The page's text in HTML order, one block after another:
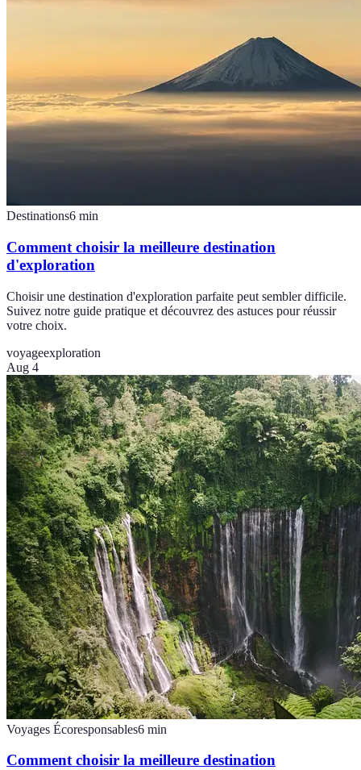
Destinations6 min
Comment choisir la meilleure destination
d'exploration
Choisir une destination d'exploration parfaite peut sembler difficile.
Suivez notre guide pratique et découvrez des astuces pour réussir
votre choix.
voyageexploration
Aug 4
Voyages Écoresponsables6 min
Comment choisir la meilleure destination